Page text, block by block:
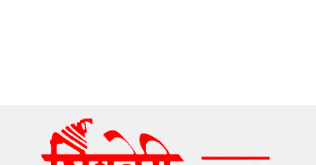
content